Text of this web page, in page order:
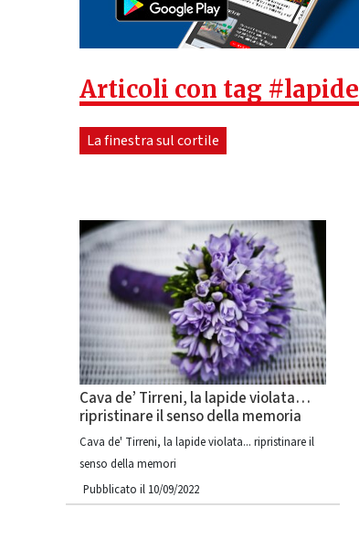
Articoli con tag #lapide
La finestra sul cortile
Cava de’ Tirreni, la lapide violata…
ripristinare il senso della memoria
Cava de' Tirreni, la lapide violata... ripristinare il
senso della memori
Pubblicato il 10/09/2022